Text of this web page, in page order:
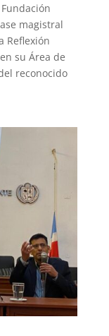
magistral
Reflexión
su Área de
reconocido